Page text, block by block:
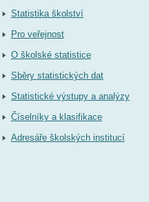
Statistika školství
Pro veřejnost
O školské statistice
Sběry statistických dat
Statistické výstupy a analýzy
Číselníky a klasifikace
Adresáře školských institucí